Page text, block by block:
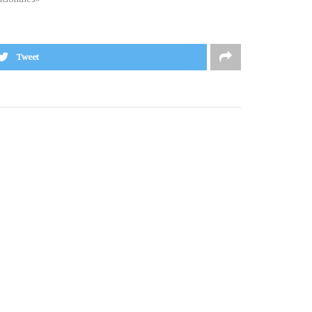
Tweet